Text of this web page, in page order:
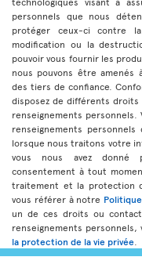
personnels que nous
protéger ceux-ci contre
modification ou la
pouvoir vous fournir les
nous pouvons être amenés
des tiers de confiance.
disposez de différents
renseignements personnels.
renseignements
lorsque nous traitons votre
vous nous avez donné
consentement à tout
traitement et la protection
vous référer à notre
un de ces droits ou
renseignements personnels,
la protection de la vie privée